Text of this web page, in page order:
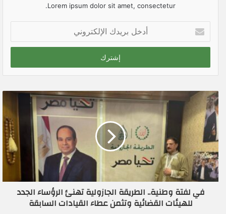
Lorem ipsum dolor sit amet, consectetur.
خ
ب
ي
د
ك
إ
ل
ك
ت
في لفتة وطنية.. الطريقة الجازولية تهنئ الرؤساء الجدد
للهيئات القضائية وتثمن عطاء القيادات السابقة